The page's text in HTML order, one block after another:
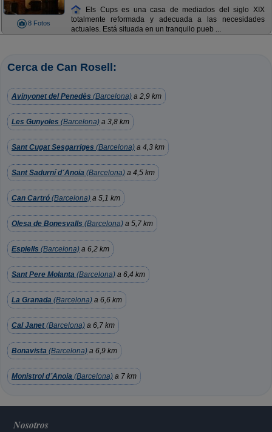
8 Fotos
Els Cups es una casa de mediados del siglo XIX
totalmente reformada y adecuada a las necesidades
actuales. Está situada en un tranquilo pueb ...
Cerca de Can Rosell:
Avinyonet del Penedès (Barcelona) a 2,9 km
Les Gunyoles (Barcelona) a 3,8 km
Sant Cugat Sesgarriges (Barcelona) a 4,3 km
Sant Sadurní d´Anoia (Barcelona) a 4,5 km
Can Cartró (Barcelona) a 5,1 km
Olesa de Bonesvalls (Barcelona) a 5,7 km
Espiells (Barcelona) a 6,2 km
Sant Pere Molanta (Barcelona) a 6,4 km
La Granada (Barcelona) a 6,6 km
Cal Janet(Barcelona) a 6,7 km
Bonavista (Barcelona) a 6,9 km
Monistrol d´Anoia (Barcelona) a 7 km
Nosotros